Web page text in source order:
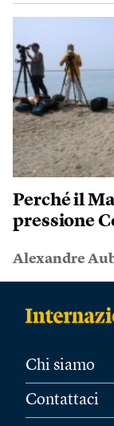
Perché il
pressione
Alexandre
Chi siamo
Contattaci